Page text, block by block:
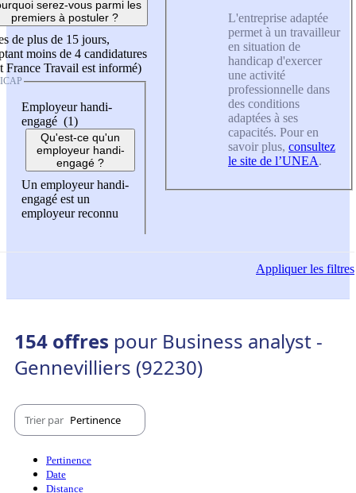
serez-vous parmi les
premiers à postuler ?
de plus de 15 jours,
moins de 4 candidatures
France Travail est informé)
Employeur handi-
engagé (1)
Qu'est-ce qu'un
employeur handi-
engagé ?
Un employeur handi-
engagé est un
employeur reconnu
L'entreprise adaptée
permet à un travailleur
en situation de
handicap d'exercer
une activité
professionnelle dans
des conditions
adaptées à ses
capacités. Pour en
savoir plus, consultez
le site de l’UNEA.
Appliquerles filtres
154 offres pour Business analyst -
Gennevilliers (92230)
Trier par Pertinence
Pertinence
Date
Distance